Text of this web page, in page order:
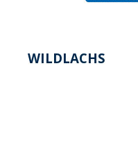
WILDLACHS